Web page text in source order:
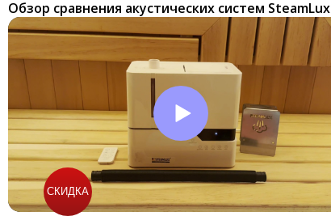
Обзор сравнения акустических систем SteamLux
СКИДКА